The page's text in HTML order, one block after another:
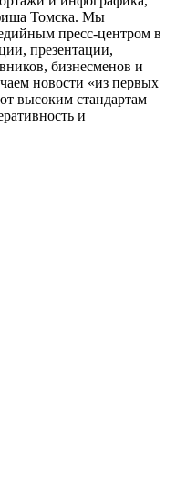
Томска. Мы
пресс-центром в
презентации,
бизнесменов и
новости «из первых
высоким стандартам
и